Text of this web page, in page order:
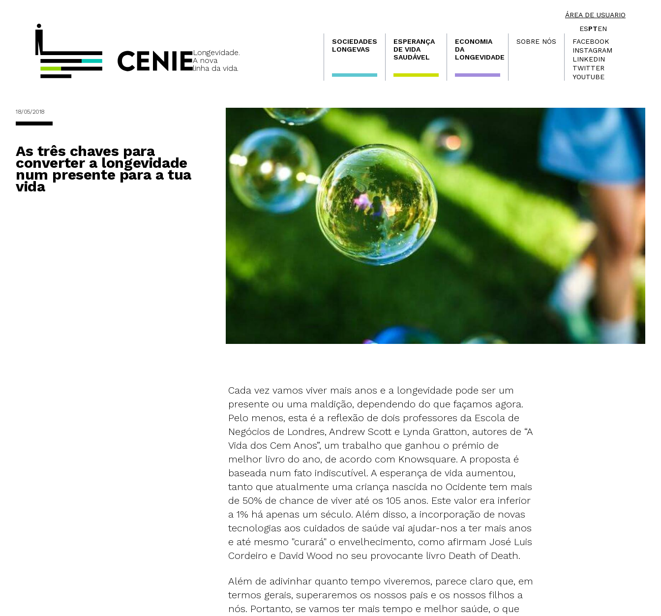
ÁREA DE USUARIO
Longevidade.
A nova
linha da vida.
ESPTEN
Navegación
principal
SOCIEDADES
LONGEVAS
ESPERANÇA
DE VIDA
SAUDÁVEL
ECONOMIA
DA
LONGEVIDADE
SOBRE NÓS
FACEBOOK
INSTAGRAM
LINKEDIN
TWITTER
YOUTUBE
18/05/2018
As três chaves para
converter a longevidade
num presente para a tua
vida
Cada vez vamos viver mais anos e a longevidade pode ser um
presente ou uma maldição, dependendo do que façamos agora.
Pelo menos, esta é a reflexão de dois professores da Escola de
Negócios de Londres, Andrew Scott e Lynda Gratton, autores de “A
Vida dos Cem Anos”, um trabalho que ganhou o prémio de
melhor livro do ano, de acordo com Knowsquare. A proposta é
baseada num fato indiscutível. A esperança de vida aumentou,
tanto que atualmente uma criança nascida no Ocidente tem mais
de 50% de chance de viver até os 105 anos. Este valor era inferior
a 1% há apenas um século. Além disso, a incorporação de novas
tecnologias aos cuidados de saúde vai ajudar-nos a ter mais anos
e até mesmo "curará" o envelhecimento, como afirmam José Luis
Cordeiro e David Wood no seu provocante livro Death of Death.
Além de adivinhar quanto tempo viveremos, parece claro que, em
termos gerais, superaremos os nossos pais e os nossos filhos a
nós. Portanto, se vamos ter mais tempo e melhor saúde, o que